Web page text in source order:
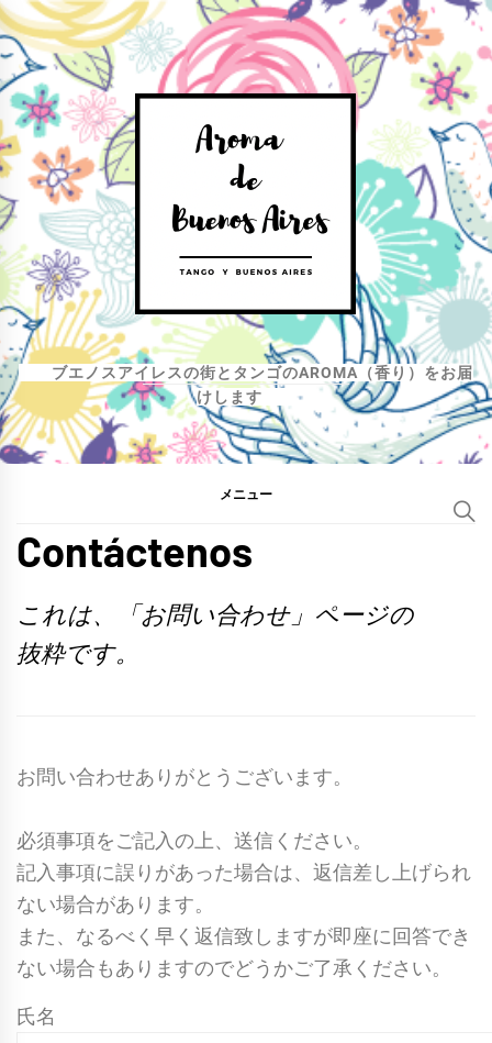
コ
ン
テ
ン
ツ
へ
ス
キ
ッ
プ
ブエノスアイレスの街とタンゴのAROMA（香り）をお届
けします
メニュー
Contáctenos
これは、「お問い合わせ」ページの
抜粋です。
お問い合わせありがとうございます。
必須事項をご記入の上、送信ください。
記入事項に誤りがあった場合は、返信差し上げられ
ない場合があります。
また、なるべく早く返信致しますが即座に回答でき
ない場合もありますのでどうかご了承ください。
氏名